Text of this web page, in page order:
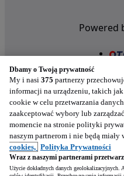
Powered
Nasze
Dbamy o Twoją prywatność
My i nasi 375 partnerzy
informacji na urządzeniu, takich
cookie w celu przetwarzania
zaakceptować wybory lub
momencie na stronie polityki
naszym partnerom i nie będą miały
cookies, Polityka Prywatności
Wraz z naszymi partnerami
Użycie dokładnych danych geolokalizacyjnych.